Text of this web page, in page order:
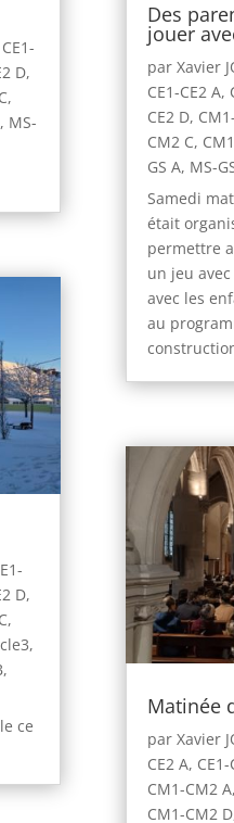
CE1-
D,
,
, MS-
D,
,
,
,
ce
Des
jouer
par Xavier
CE1-CE2 A,
CE2 D,
CM2 C,
GS A, MS-
Samedi
était
permettre
un jeu
avec les
au
Matinée
par Xavier
CE2 A, CE1-
CM1-CM2 A,
CM1-CM2 D